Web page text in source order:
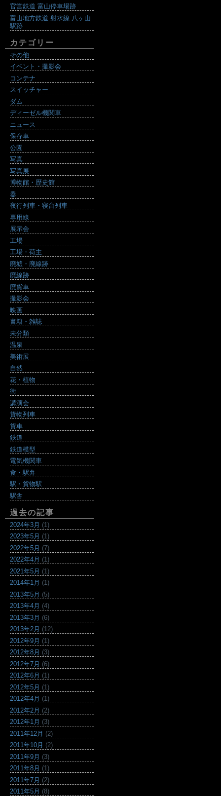
官営鉄道 富山停車場跡
富山地方鉄道 射水線 八ヶ山
駅跡
カテゴリー
その他
イベント・撮影会
コンテナ
スイッチャー
ダム
ディーゼル機関車
ニュース
保存車
公園
写真
写真展
博物館・歴史館
器
夜行列車・寝台列車
専用線
展示会
工場
工場・荷主
廃墟・廃線跡
廃線跡
廃貨車
撮影会
映画
書籍・雑誌
未分類
温泉
美術展
自然
花・植物
街
講演会
貨物列車
貨車
鉄道
鉄道模型
電気機関車
食・駅弁
駅・貨物駅
駅舎
過去の記事
2024年3月 (1)
2023年5月 (1)
2022年5月 (7)
2022年4月 (1)
2021年5月 (1)
2014年1月 (1)
2013年5月 (5)
2013年4月 (4)
2013年3月 (6)
2013年2月 (12)
2012年9月 (1)
2012年8月 (3)
2012年7月 (6)
2012年6月 (1)
2012年5月 (1)
2012年4月 (1)
2012年2月 (2)
2012年1月 (3)
2011年12月 (2)
2011年10月 (2)
2011年9月 (3)
2011年8月 (1)
2011年7月 (2)
2011年5月 (8)